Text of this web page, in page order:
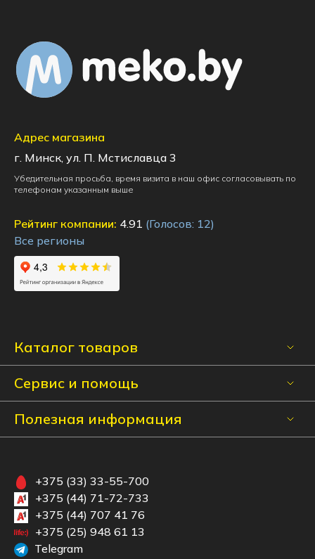
Каталог товаров
Сервис и помощь
Полезная информация
Адрес магазина
г. Минск, ул. П. Мстиславца 3
Убедительная просьба, время визита в наш офис согласовывать по
телефонам указанным выше
Рейтинг компании: 4.91 (Голосов: 12)
Все регионы
+375 (33) 33-55-700
+375 (44) 71-72-733
+375 (44) 707 41 76
+375 (25) 948 61 13
Telegram